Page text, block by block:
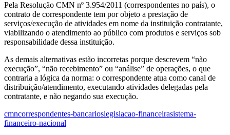
Pela Resolução CMN nº 3.954/2011 (correspondentes no país), o
contrato de correspondente tem por objeto a prestação de
serviços/execução de atividades em nome da instituição contratante,
viabilizando o atendimento ao público com produtos e serviços sob
responsabilidade dessa instituição.
As demais alternativas estão incorretas porque descrevem “não
execução”, “não recebimento” ou “análise” de operações, o que
contraria a lógica da norma: o correspondente atua como canal de
distribuição/atendimento, executando atividades delegadas pela
contratante, e não negando sua execução.
cmncorrespondentes-bancarioslegislacao-financeirasistema-
financeiro-nacional